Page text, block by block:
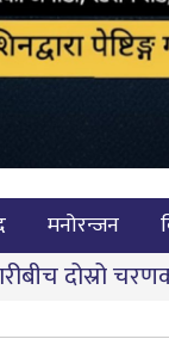
मनोरन्जन
जारि|